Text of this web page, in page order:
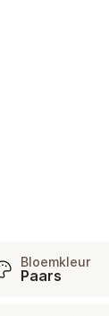
Bloemkleur
Paars